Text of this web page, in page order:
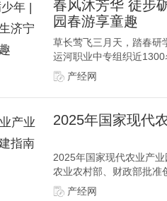
春风沐芳华 徒步
园春游享童趣
草长莺飞三月天，踏春研
运河职业中专组织近1300
产经网
2025年国家现代
2025年国家现代农业产
农业农村部、财政部批准
产经网